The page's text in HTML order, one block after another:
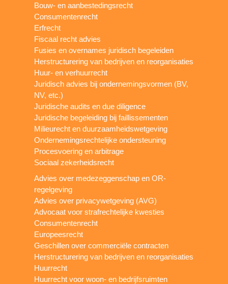
Bouw- en aanbestedingsrecht
Consumentenrecht
Erfrecht
Fiscaal recht advies
Fusies en overnames juridisch begeleiden
Herstructurering van bedrijven en reorganisaties
Huur- en verhuurrecht
Juridisch advies bij ondernemingsvormen (BV,
NV, etc.)
Juridische audits en due diligence
Juridische begeleiding bij faillissementen
Milieurecht en duurzaamheidswetgeving
Ondernemingsrechtelijke ondersteuning
Procesvoering en arbitrage
Sociaal zekerheidsrecht
Advies over medezeggenschap en OR-
regelgeving
Advies over privacywetgeving (AVG)
Advocaat voor strafrechtelijke kwesties
Consumentenrecht
Europeesrecht
Geschillen over commerciële contracten
Herstructurering van bedrijven en reorganisaties
Huurrecht
Huurrecht voor woon- en bedrijfsruimten